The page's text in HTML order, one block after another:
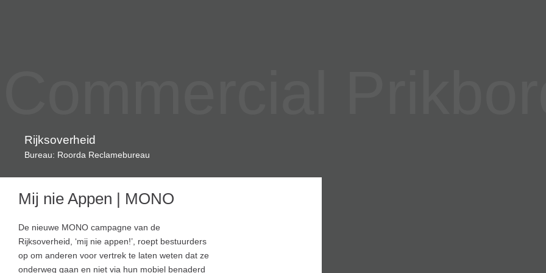
Rijksoverheid
Bureau: Roorda Reclamebureau
Mij nie Appen | MONO
De nieuwe MONO campagne van de
Rijksoverheid, ‘mij nie appen!’, roept bestuurders
op om anderen voor vertrek te laten weten dat ze
onderweg gaan en niet via hun mobiel benaderd